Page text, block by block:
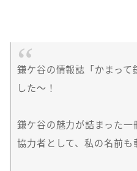
鎌ケ谷の情報誌「かまって
した〜！
鎌ケ谷の魅力が詰まった一
協力者として、私の名前も